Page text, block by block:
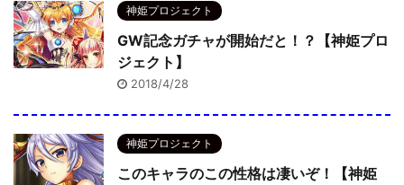
神姫プロジェクト
GW記念ガチャが開始だと！？【神姫プロ
ジェクト】
2018/4/28
神姫プロジェクト
このキャラのこの性格は凄いぞ！【神姫